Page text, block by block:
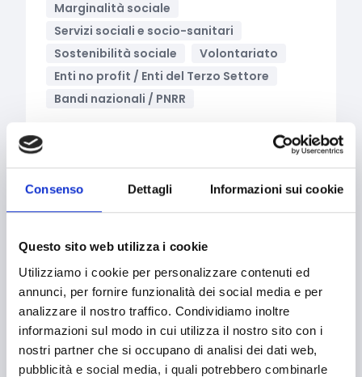
Consenso Dettagli Informazioni sui cookie
Questo sito web utilizza i cookie
Utilizziamo i cookie per personalizzare contenuti ed
annunci, per fornire funzionalità dei social media e per
analizzare il nostro traffico. Condividiamo inoltre
informazioni sul modo in cui utilizza il nostro sito con i
nostri partner che si occupano di analisi dei dati web,
pubblicità e social media, i quali potrebbero combinarle
Marginalità sociale
Servizi sociali e socio-sanitari
Sostenibilità sociale
Volontariato
Enti no profit / Enti del Terzo Settore
Bandi nazionali / PNRR
SETTORI
Acquisto macchinari e/o attrezzature
Acquisto macchine e strumentazioni
Aerospazio
Agricoltura e sviluppo rurale